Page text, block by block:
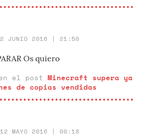
2 JUNIO 2016 | 21:50
Os quiero
en el post Minecraft supera ya
de copias vendidas
12 MAYO 2016 | 00:18